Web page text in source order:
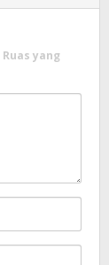
Ruas yang